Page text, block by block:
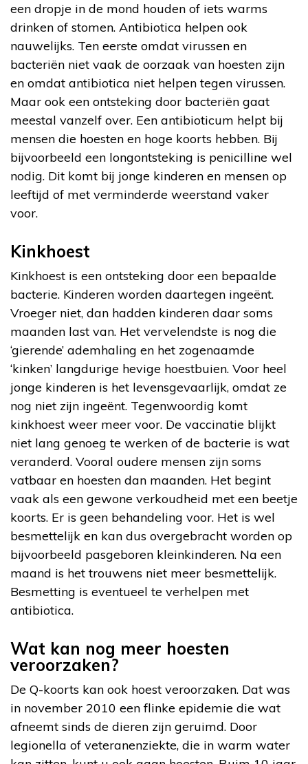
een dropje in de mond houden of iets warms
drinken of stomen. Antibiotica helpen ook
nauwelijks. Ten eerste omdat virussen en
bacteriën niet vaak de oorzaak van hoesten zijn
en omdat antibiotica niet helpen tegen virussen.
Maar ook een ontsteking door bacteriën gaat
meestal vanzelf over. Een antibioticum helpt bij
mensen die hoesten en hoge koorts hebben. Bij
bijvoorbeeld een longontsteking is penicilline wel
nodig. Dit komt bij jonge kinderen en mensen op
leeftijd of met verminderde weerstand vaker
voor.
Kinkhoest
Kinkhoest is een ontsteking door een bepaalde
bacterie. Kinderen worden daartegen ingeënt.
Vroeger niet, dan hadden kinderen daar soms
maanden last van. Het vervelendste is nog die
‘gierende’ ademhaling en het zogenaamde
‘kinken’ langdurige hevige hoestbuien. Voor heel
jonge kinderen is het levensgevaarlijk, omdat ze
nog niet zijn ingeënt. Tegenwoordig komt
kinkhoest weer meer voor. De vaccinatie blijkt
niet lang genoeg te werken of de bacterie is wat
veranderd. Vooral oudere mensen zijn soms
vatbaar en hoesten dan maanden. Het begint
vaak als een gewone verkoudheid met een beetje
koorts. Er is geen behandeling voor. Het is wel
besmettelijk en kan dus overgebracht worden op
bijvoorbeeld pasgeboren kleinkinderen. Na een
maand is het trouwens niet meer besmettelijk.
Besmetting is eventueel te verhelpen met
antibiotica.
Wat kan nog meer hoesten
veroorzaken?
De Q-koorts kan ook hoest veroorzaken. Dat was
in november 2010 een flinke epidemie die wat
afneemt sinds de dieren zijn geruimd. Door
legionella of veteranenziekte, die in warm water